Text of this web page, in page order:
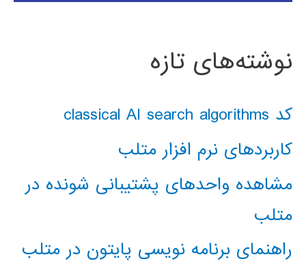
نوشته‌های تازه
کد classical AI search algorithms
کاربردهای نرم افزار متلب
مشاهده واحدهای پشتیبانی شونده در
متلب
راهنمای برنامه نویسی پایتون در متلب